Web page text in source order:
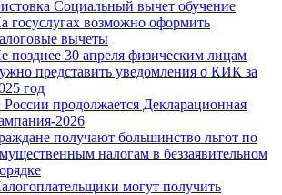
Социальный вычет обучение
госуслугах возможно оформить
вычеты
позднее 30 апреля физическим лицам
представить уведомления о КИК за
год
продолжается Декларационная
2026
получают большинство льгот по
налогам в беззаявительном
могут получить